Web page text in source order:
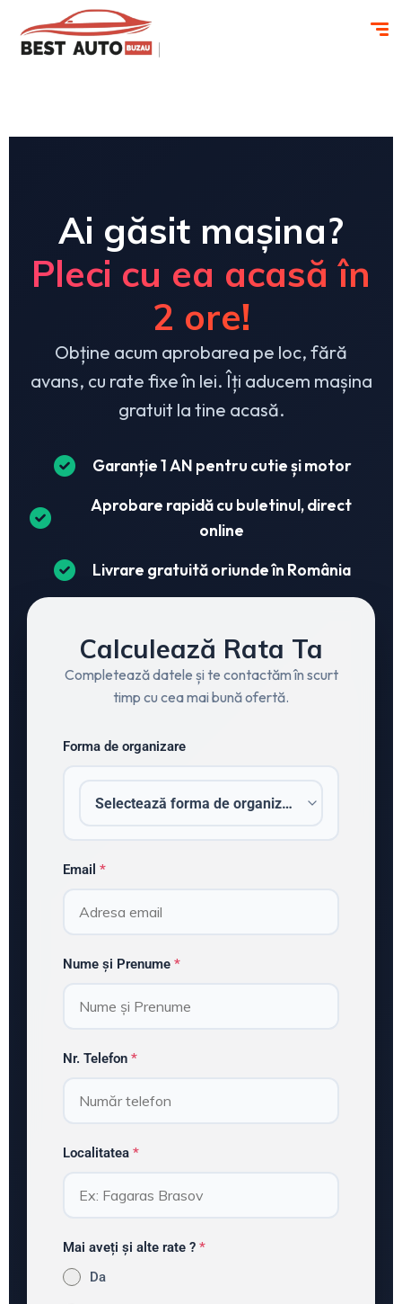
Ai găsit mașina?
Pleci cu ea acasă în
2 ore!
Obține acum aprobarea pe loc, fără
avans, cu rate fixe în lei. Îți aducem mașina
gratuit la tine acasă.
Garanție 1 AN pentru cutie și motor
Aprobare rapidă cu buletinul, direct
online
Livrare gratuită oriunde în România
Calculează Rata Ta
Completează datele și te contactăm în scurt
timp cu cea mai bună ofertă.
Forma de organizare
Selectează forma de organizare
Email *
Nume și Prenume *
Nr. Telefon *
Localitatea *
Mai aveți și alte rate ? *
Da